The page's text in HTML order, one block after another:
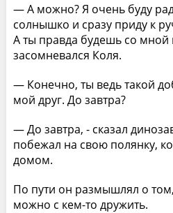
— А можно? Я очень буду
солнышко и сразу приду к
А ты правда будешь со мной
засомневался Коля.
— Конечно, ты ведь такой
мой друг. До завтра?
— До завтра, - сказал
побежал на свою полянку,
домом.
По пути он размышлял о
можно с кем-то дружить.